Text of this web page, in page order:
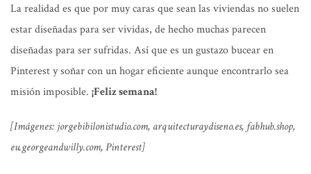
La realidad es que por muy caras que sean las viviendas no suelen
estar diseñadas para ser vividas, de hecho muchas parecen
diseñadas para ser sufridas. Así que es un gustazo bucear en
Pinterest y soñar con un hogar eficiente aunque encontrarlo sea
misión imposible. ¡Feliz semana!
[Imágenes: jorgebibilonistudio.com, arquitecturaydiseno.es, fabhub.shop,
eu.georgeandwilly.com, Pinterest]